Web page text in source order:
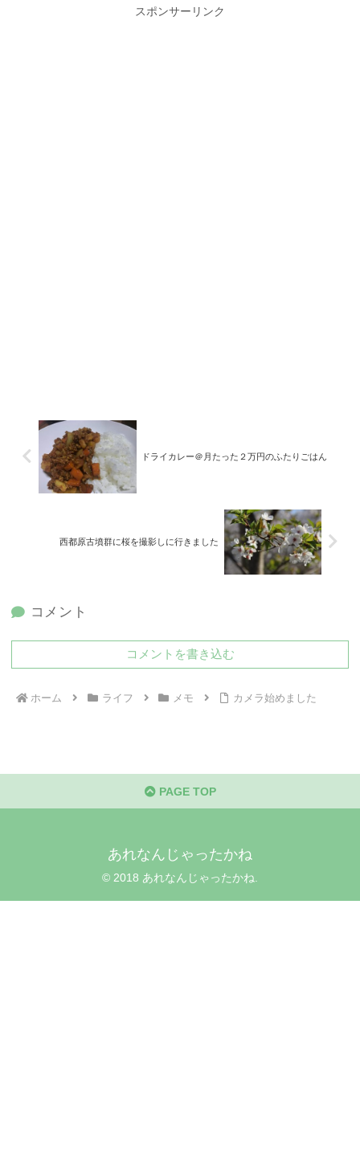
スポンサーリンク
ドライカレー＠月たった２万円のふたりごはん
西都原古墳群に桜を撮影しに行きました
コメント
コメントを書き込む
ホーム ライフ メモ カメラ始めました
PAGE TOP
あれなんじゃったかね
© 2018 あれなんじゃったかね.